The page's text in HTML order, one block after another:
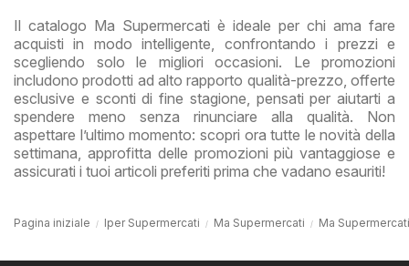
Il catalogo Ma Supermercati è ideale per chi ama fare
acquisti in modo intelligente, confrontando i prezzi e
scegliendo solo le migliori occasioni. Le promozioni
includono prodotti ad alto rapporto qualità-prezzo, offerte
esclusive e sconti di fine stagione, pensati per aiutarti a
spendere meno senza rinunciare alla qualità. Non
aspettare l’ultimo momento: scopri ora tutte le novità della
settimana, approfitta delle promozioni più vantaggiose e
assicurati i tuoi articoli preferiti prima che vadano esauriti!
Pagina iniziale Iper Supermercati Ma Supermercati Ma